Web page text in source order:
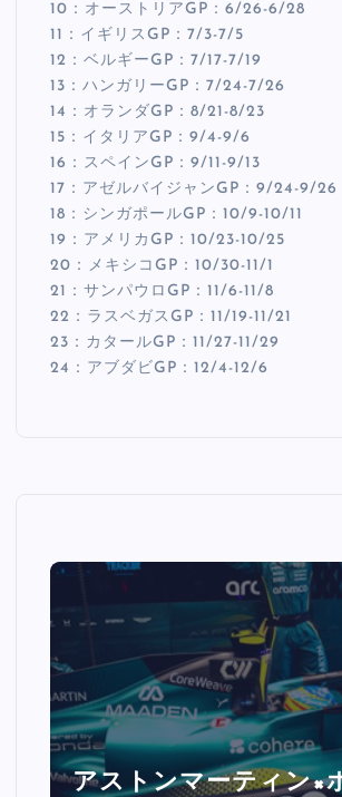
10：オーストリアGP：6/26-6/28
11：イギリスGP：7/3-7/5
12：ベルギーGP：7/17-7/19
13：ハンガリーGP：7/24-7/26
14：オランダGP：8/21-8/23
15：イタリアGP：9/4-9/6
16：スペインGP：9/11-9/13
17：アゼルバイジャンGP：9/24-9/26
18：シンガポールGP：10/9-10/11
19：アメリカGP：10/23-10/25
20：メキシコGP：10/30-11/1
21：サンパウロGP：11/6-11/8
22：ラスベガスGP：11/19-11/21
23：カタールGP：11/27-11/29
24：アブダビGP：12/4-12/6
アストンマーティン×